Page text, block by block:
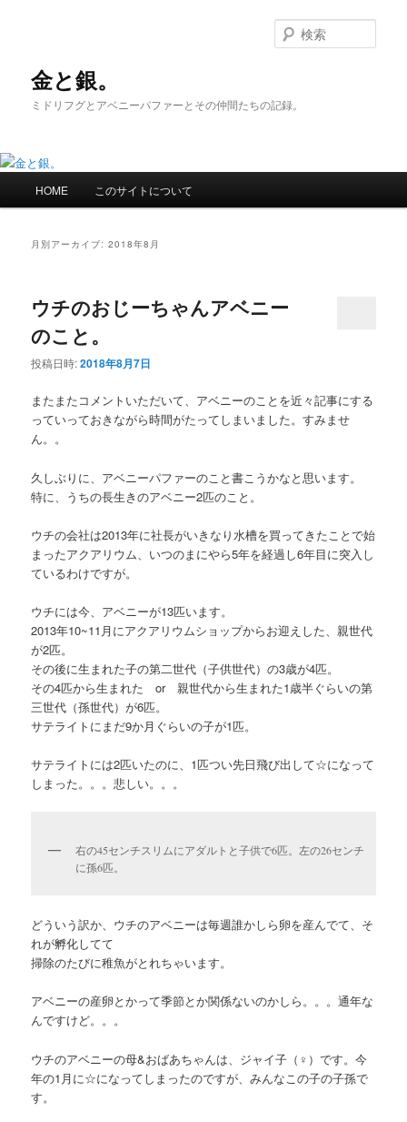
へ
移
金と銀。
ミドリフグとアベニーパファーとその仲間たちの記録。
索
HOME このサイトについて
月別アーカイブ:2018年8月
ウチのおじーちゃんアベニー
のこと。
投稿日時:2018年8月7日
またまたコメントいただいて、アベニーのことを近々記事にする
っていっておきながら時間がたってしまいました。すみませ
ん。。
久しぶりに、アベニーパファーのこと書こうかなと思います。
特に、うちの長生きのアベニー2匹のこと。
ウチの会社は2013年に社長がいきなり水槽を買ってきたことで始
まったアクアリウム、いつのまにやら5年を経過し6年目に突入し
ているわけですが。
ウチには今、アベニーが13匹います。
2013年10~11月にアクアリウムショップからお迎えした、親世代
が2匹。
その後に生まれた子の第二世代（子供世代）の3歳が4匹。
その4匹から生まれた or 親世代から生まれた1歳半ぐらいの第
三世代（孫世代）が6匹。
サテライトにまだ9か月ぐらいの子が1匹。
サテライトには2匹いたのに、1匹つい先日飛び出して☆になって
しまった。。。悲しい。。。
右の45センチスリムにアダルトと子供で6匹。左の26センチ
に孫6匹。
どういう訳か、ウチのアベニーは毎週誰かしら卵を産んでて、そ
れが孵化してて
掃除のたびに稚魚がとれちゃいます。
アベニーの産卵とかって季節とか関係ないのかしら。。。通年な
んですけど。。。
ウチのアベニーの母&おばあちゃんは、ジャイ子（♀）です。今
年の1月に☆になってしまったのですが、みんなこの子の子孫で
す。